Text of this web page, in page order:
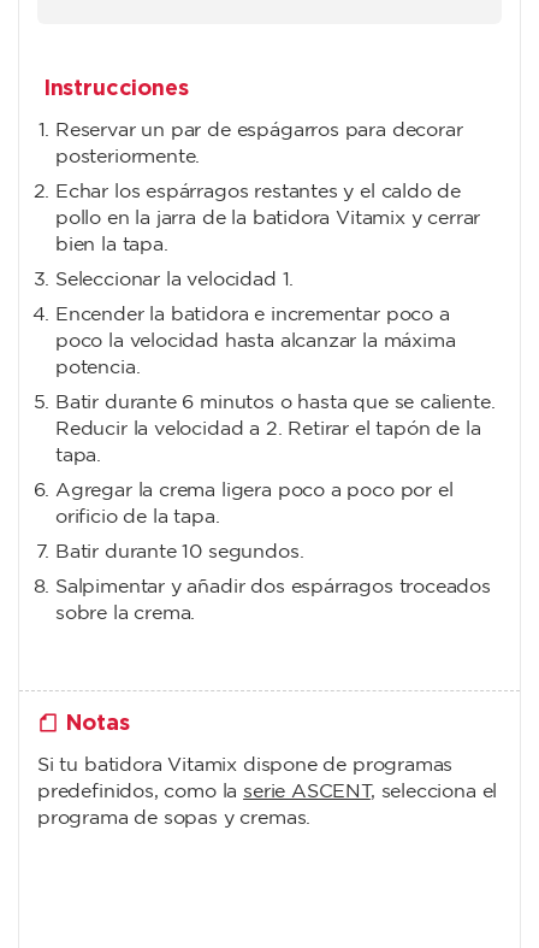
Instrucciones
Reservar un par de espágarros para decorar
posteriormente.
Echar los espárragos restantes y el caldo de
pollo en la jarra de la batidora Vitamix y cerrar
bien la tapa.
Seleccionar la velocidad 1.
Encender la batidora e incrementar poco a
poco la velocidad hasta alcanzar la máxima
potencia.
Batir durante 6 minutos o hasta que se caliente.
Reducir la velocidad a 2. Retirar el tapón de la
tapa.
Agregar la crema ligera poco a poco por el
orificio de la tapa.
Batir durante 10 segundos.
Salpimentar y añadir dos espárragos troceados
sobre la crema.
Notas
Si tu batidora Vitamix dispone de programas
predefinidos, como la serie ASCENT , selecciona el
programa de sopas y cremas.